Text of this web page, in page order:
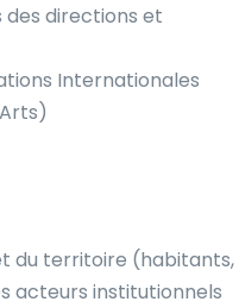
directions et
Internationales
du territoire (habitants,
acteurs institutionnels